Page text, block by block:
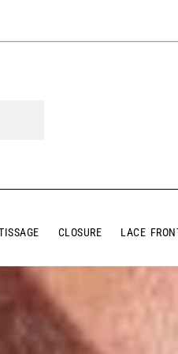
CLOSURE LACE